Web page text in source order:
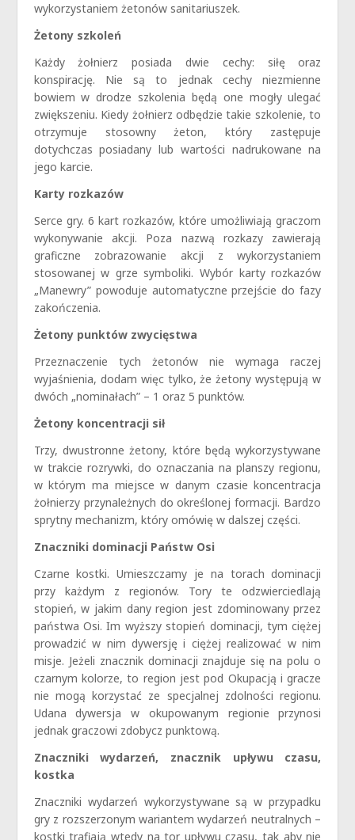
wykorzystaniem żetonów sanitariuszek.
Żetony szkoleń
Każdy żołnierz posiada dwie cechy: siłę oraz
konspirację. Nie są to jednak cechy niezmienne
bowiem w drodze szkolenia będą one mogły ulegać
zwiększeniu. Kiedy żołnierz odbędzie takie szkolenie, to
otrzymuje stosowny żeton, który zastępuje
dotychczas posiadany lub wartości nadrukowane na
jego karcie.
Karty rozkazów
Serce gry. 6 kart rozkazów, które umożliwiają graczom
wykonywanie akcji. Poza nazwą rozkazy zawierają
graficzne zobrazowanie akcji z wykorzystaniem
stosowanej w grze symboliki. Wybór karty rozkazów
„Manewry” powoduje automatyczne przejście do fazy
zakończenia.
Żetony punktów zwycięstwa
Przeznaczenie tych żetonów nie wymaga raczej
wyjaśnienia, dodam więc tylko, że żetony występują w
dwóch „nominałach” – 1 oraz 5 punktów.
Żetony koncentracji sił
Trzy, dwustronne żetony, które będą wykorzystywane
w trakcie rozrywki, do oznaczania na planszy regionu,
w którym ma miejsce w danym czasie koncentracja
żołnierzy przynależnych do określonej formacji. Bardzo
sprytny mechanizm, który omówię w dalszej części.
Znaczniki dominacji Państw Osi
Czarne kostki. Umieszczamy je na torach dominacji
przy każdym z regionów. Tory te odzwierciedlają
stopień, w jakim dany region jest zdominowany przez
państwa Osi. Im wyższy stopień dominacji, tym ciężej
prowadzić w nim dywersję i ciężej realizować w nim
misje. Jeżeli znacznik dominacji znajduje się na polu o
czarnym kolorze, to region jest pod Okupacją i gracze
nie mogą korzystać ze specjalnej zdolności regionu.
Udana dywersja w okupowanym regionie przynosi
jednak graczowi zdobycz punktową.
Znaczniki wydarzeń, znacznik upływu czasu,
kostka
Znaczniki wydarzeń wykorzystywane są w przypadku
gry z rozszerzonym wariantem wydarzeń neutralnych –
kostki trafiają wtedy na tor upływu czasu, tak aby nie